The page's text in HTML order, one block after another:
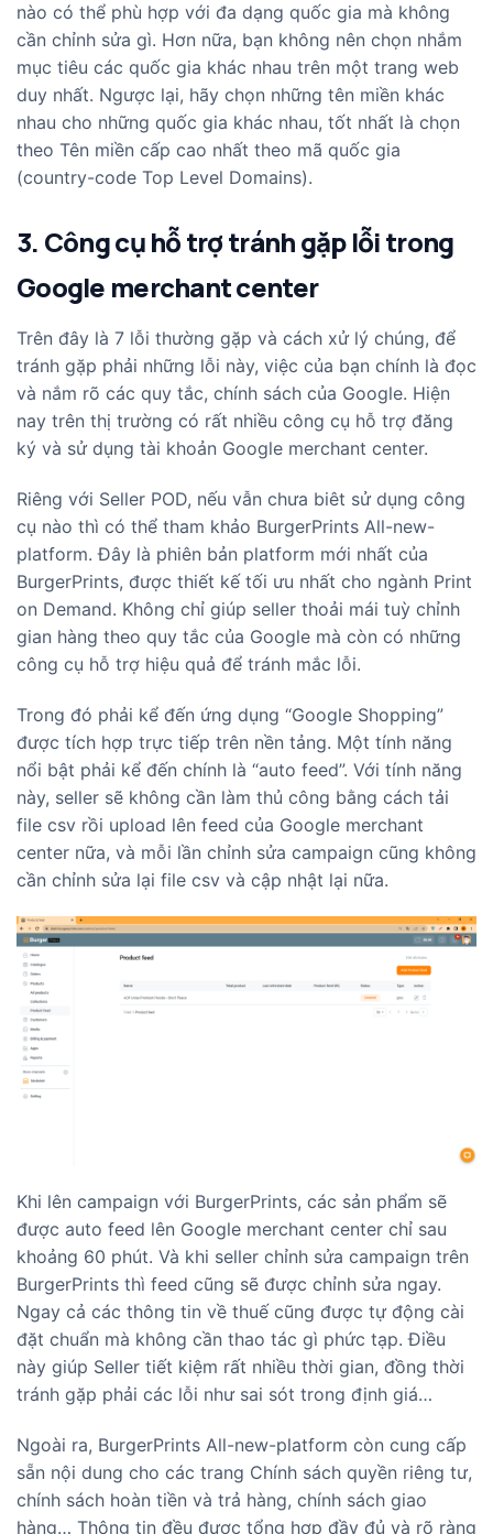
nào có thể phù hợp với đa dạng quốc gia mà không
cần chỉnh sửa gì. Hơn nữa, bạn không nên chọn nhắm
mục tiêu các quốc gia khác nhau trên một trang web
duy nhất. Ngược lại, hãy chọn những tên miền khác
nhau cho những quốc gia khác nhau, tốt nhất là chọn
theo Tên miền cấp cao nhất theo mã quốc gia
(country-code Top Level Domains).
3. Công cụ hỗ trợ tránh gặp lỗi trong
Google merchant center
Trên đây là 7 lỗi thường gặp và cách xử lý chúng, để
tránh gặp phải những lỗi này, việc của bạn chính là đọc
và nắm rõ các quy tắc, chính sách của Google. Hiện
nay trên thị trường có rất nhiều công cụ hỗ trợ đăng
ký và sử dụng tài khoản Google merchant center.
Riêng với Seller POD, nếu vẫn chưa biêt sử dụng công
cụ nào thì có thể tham khảo BurgerPrints All-new-
platform. Đây là phiên bản platform mới nhất của
BurgerPrints, được thiết kế tối ưu nhất cho ngành Print
on Demand. Không chỉ giúp seller thoải mái tuỳ chỉnh
gian hàng theo quy tắc của Google mà còn có những
công cụ hỗ trợ hiệu quả để tránh mắc lỗi.
Trong đó phải kể đến ứng dụng “Google Shopping”
được tích hợp trực tiếp trên nền tảng. Một tính năng
nổi bật phải kể đến chính là “auto feed”. Với tính năng
này, seller sẽ không cần làm thủ công bằng cách tải
file csv rồi upload lên feed của Google merchant
center nữa, và mỗi lần chỉnh sửa campaign cũng không
cần chỉnh sửa lại file csv và cập nhật lại nữa.
Khi lên campaign với BurgerPrints, các sản phẩm sẽ
được auto feed lên Google merchant center chỉ sau
khoảng 60 phút. Và khi seller chỉnh sửa campaign trên
BurgerPrints thì feed cũng sẽ được chỉnh sửa ngay.
Ngay cả các thông tin về thuế cũng được tự động cài
đặt chuẩn mà không cần thao tác gì phức tạp. Điều
này giúp Seller tiết kiệm rất nhiều thời gian, đồng thời
tránh gặp phải các lỗi như sai sót trong định giá…
Ngoài ra, BurgerPrints All-new-platform còn cung cấp
sẵn nội dung cho các trang Chính sách quyền riêng tư,
chính sách hoàn tiền và trả hàng, chính sách giao
hàng… Thông tin đều được tổng hợp đầy đủ và rõ ràng